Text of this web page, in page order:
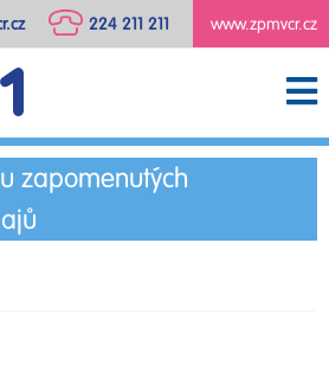
www.zpmvcr.cz
224 211 211
zapomenutých